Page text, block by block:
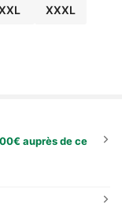
XXXL
auprès de ce